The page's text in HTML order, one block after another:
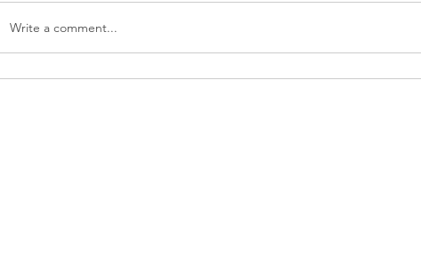
Write a comment...